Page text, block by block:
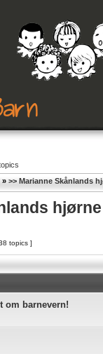
» >> Marianne Skånlands
hjørne
topics ]
om barnevern!